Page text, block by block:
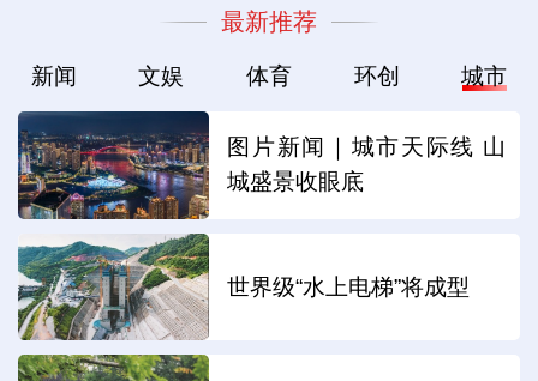
最新推荐
新闻 文娱 体育 环创 城市
图片新闻｜城市天际线 山
城盛景收眼底
世界级“水上电梯”将成型